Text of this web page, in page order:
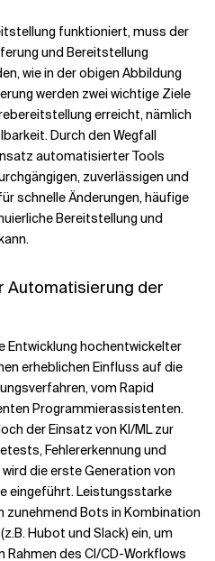
funktioniert, muss der
und Bereitstellung
wie in der obigen Abbildung
werden zwei wichtige Ziele
erreicht, nämlich
Durch den Wegfall
automatisierter Tools
zuverlässigen und
schnelle Änderungen, häufige
Bereitstellung und
Automatisierung der
Entwicklung hochentwickelter
erheblichen Einfluss auf die
vom Rapid
Programmierassistenten.
der Einsatz von KI/ML zur
Fehlererkennung und
die erste Generation von
eingeführt. Leistungsstarke
Bots in Kombination
Hubot und Slack) ein, um
Rahmen des CI/CD-Workflows